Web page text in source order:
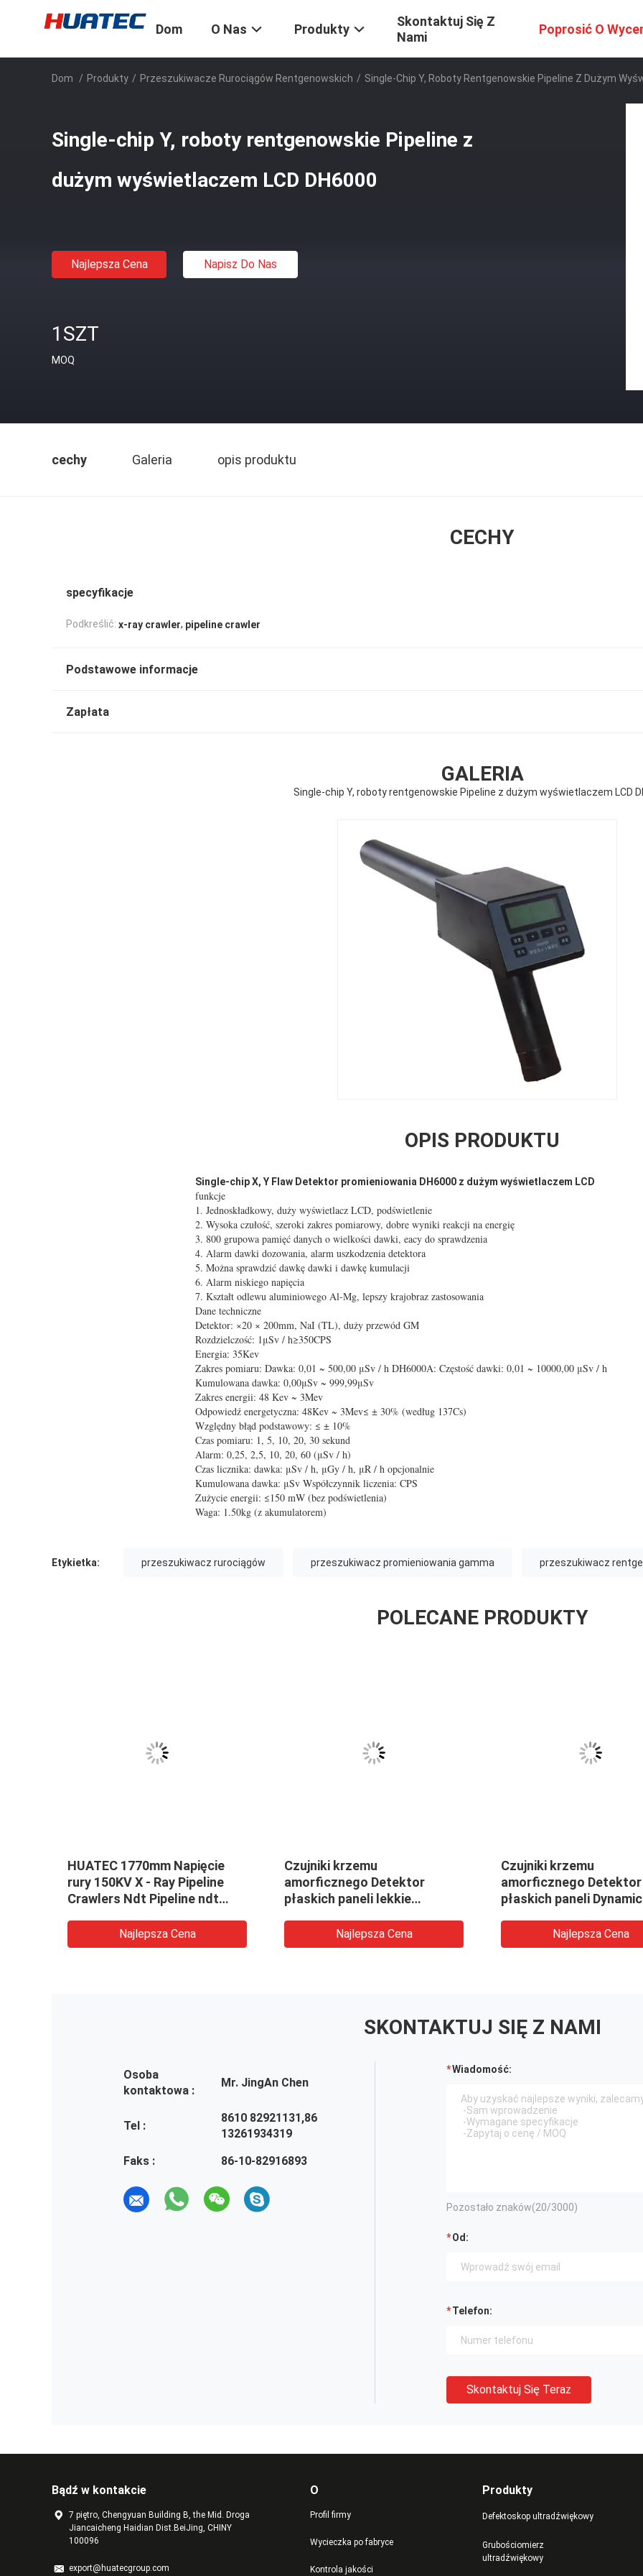
Dom O Nas Produkty
Skontaktuj Się Z
Nami
Poprosić O
Dom / Produkty / Przeszukiwacze Rurociągów Rentgenowskich / Single-Chip Y, Roboty Rentgenowskie Pipeline Z Dużym
Single-chip Y, roboty rentgenowskie Pipeline z
dużym wyświetlaczem LCD DH6000
Najlepsza Cena Napisz Do Nas
1SZT
MOQ
cechy Galeria opis produktu
CECHY
specyfikacje
Podkreślić: x-ray crawler, pipeline crawler
Podstawowe informacje
Zapłata
GALERIA
Single-chip Y, roboty rentgenowskie Pipeline z dużym wyświetlaczem LCD
OPIS PRODUKTU
Single-chip X, Y Flaw Detektor promieniowania DH6000 z dużym wyświetlaczem LCD
funkcje
1. Jednoskładkowy, duży wyświetlacz LCD, podświetlenie
2. Wysoka czułość, szeroki zakres pomiarowy, dobre wyniki reakcji na energię
3. 800 grupowa pamięć danych o wielkości dawki, eacy do sprawdzenia
4. Alarm dawki dozowania, alarm uszkodzenia detektora
5. Można sprawdzić dawkę dawki i dawkę kumulacji
6. Alarm niskiego napięcia
7. Kształt odlewu aluminiowego Al-Mg, lepszy krajobraz zastosowania
Dane techniczne
Detektor: ×20 × 200mm, NaI (TL), duży przewód GM
Rozdzielczość: 1μSv / h≥350CPS
Energia: 35Kev
Zakres pomiaru: Dawka: 0,01 ~ 500,00 μSv / h DH6000A: Częstość dawki: 0,01 ~ 10000,00 μSv / h
Kumulowana dawka: 0,00μSv ~ 999,99μSv
Zakres energii: 48 Kev ~ 3Mev
Odpowiedź energetyczna: 48Kev ~ 3Mev≤ ± 30% (według 137Cs)
Względny błąd podstawowy: ≤ ± 10%
Czas pomiaru: 1, 5, 10, 20, 30 sekund
Alarm: 0,25, 2,5, 10, 20, 60 (μSv / h)
Czas licznika: dawka: μSv / h, μGy / h, μR / h opcjonalnie
Kumulowana dawka: μSv Współczynnik liczenia: CPS
Zużycie energii: ≤150 mW (bez podświetlenia)
Waga: 1.50kg (z akumulatorem)
Etykietka: przeszukiwacz rurociągów przeszukiwacz promieniowania gamma przeszukiwacz
POLECANE PRODUKTY
HUATEC 1770mm Napięcie
rury 150KV X - Ray Pipeline
Crawlers Ndt Pipeline ndt
Najlepsza Cena
Czujniki krzemu
amorficznego Detektor
płaskich paneli lekkie
wysokiej energii 15MV
Najlepsza Cena
Czujniki krzemu
amorficznego Detektor
płaskich paneli
Najlepsza Cena
SKONTAKTUJ SIĘ Z NAMI
Osoba
kontaktowa :
Mr. JingAn Chen
Tel :
8610 82921131,86
13261934319
Faks :
86-10-82916893
Wiadomość:
Pozostało znaków(20/3000)
Od:
Telefon:
Skontaktuj Się Teraz
Bądź w kontakcie
7 piętro, Chengyuan Building B, the Mid. Droga
Jiancaicheng Haidian Dist.BeiJing, CHINY
100096
export@huatecgroup.com
O
Profil firmy
Wycieczka po fabryce
Kontrola jakości
Produkty
Defektoskop ultradźwiękowy
Grubościomierz
ultradźwiękowy